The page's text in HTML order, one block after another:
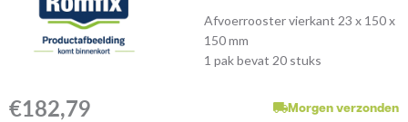
Afvoerrooster vierkant 23 x 150 x
150 mm
1 pak bevat 20 stuks
€182,79 Morgen verzonden